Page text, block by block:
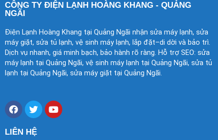
CÔNG TY ĐIỆN LẠNH HOÀNG KHANG - QUẢNG
NGÃI
Điện Lạnh Hoàng Khang tại Quảng Ngãi nhận sửa máy lạnh, sửa
máy giặt, sửa tủ lạnh, vệ sinh máy lạnh, lắp đặt–di dời và bảo trì.
Dịch vụ nhanh, giá minh bạch, bảo hành rõ ràng. Hỗ trợ SEO: sửa
máy lạnh tại Quảng Ngãi, vệ sinh máy lạnh tại Quảng Ngãi, sửa tủ
lạnh tại Quảng Ngãi, sửa máy giặt tại Quảng Ngãi.
F
a
e
T
w
t
Y
o
LIÊN HỆ